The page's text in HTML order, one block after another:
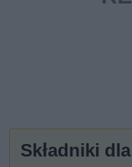
Składniki dla